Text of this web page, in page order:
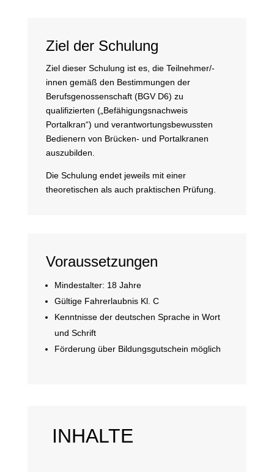
Ziel der Schulung
Ziel dieser Schulung ist es, die Teilnehmer/-
innen gemäß den Bestimmungen der
Berufsgenossenschaft (BGV D6) zu
qualifizierten („Befähigungsnachweis
Portalkran“) und verantwortungsbewussten
Bedienern von Brücken- und Portalkranen
auszubilden.
Die Schulung endet jeweils mit einer
theoretischen als auch praktischen Prüfung.
Voraussetzungen
Mindestalter: 18 Jahre
Gültige Fahrerlaubnis Kl. C
Kenntnisse der deutschen Sprache in Wort
und Schrift
Förderung über Bildungsgutschein möglich
INHALTE